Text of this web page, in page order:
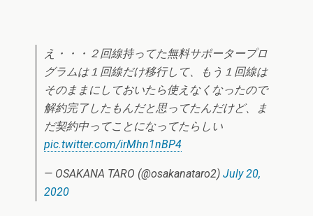
え・・・２回線持ってた無料サポータープロ
グラムは１回線だけ移行して、もう１回線は
そのままにしておいたら使えなくなったので
解約完了したもんだと思ってたんだけど、ま
だ契約中ってことになってたらしい
pic.twitter.com/irMhn1nBP4
— OSAKANA TARO (@osakanataro2) July 20,
2020